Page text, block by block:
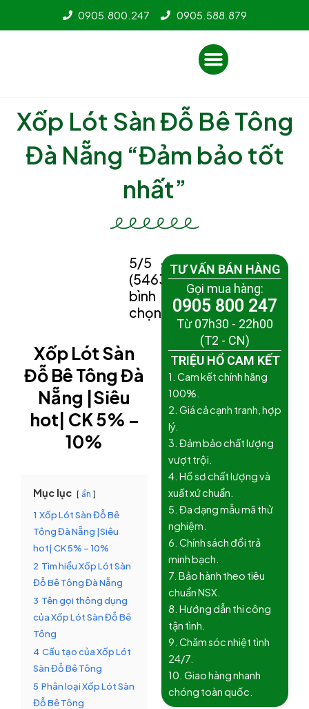
0905.800.247 0905.588.879
Menu
Xốp Lót Sàn Đỗ Bê Tông
Đà Nẵng “Đảm bảo tốt
nhất”
5/5 -
(5463
bình
chọn)
Xốp Lót Sàn
Đỗ Bê Tông Đà
Nẵng |Siêu
hot| CK 5% –
10%
Mục lục ẩn
1 Xốp Lót Sàn Đỗ Bê
Tông Đà Nẵng |Siêu
hot| CK 5% – 10%
2 Tìm hiểu Xốp Lót Sàn
Đỗ Bê Tông Đà Nẵng
3 Tên gọi thông dụng
của Xốp Lót Sàn Đỗ Bê
Tông
4 Cấu tạo của Xốp Lót
Sàn Đỗ Bê Tông
5 Phân loại Xốp Lót Sàn
Đỗ Bê Tông
TƯ VẤN BÁN HÀNG
Gọi mua hàng:
0905 800 247
Từ 07h30 - 22h00
(T2 - CN)
TRIỆU HỔ CAM KẾT
1. Cam kết chính hãng
100%.
2. Giá cả cạnh tranh, hợp
lý.
3. Đảm bảo chất lượng
vượt trội.
4. Hồ sơ chất lượng và
xuất xứ chuẩn.
5. Đa dạng mẫu mã thử
nghiệm.
6. Chính sách đổi trả
minh bạch.
7. Bảo hành theo tiêu
chuẩn NSX.
8. Hướng dẫn thi công
tận tình.
9. Chăm sóc nhiệt tình
24/7.
10. Giao hàng nhanh
chóng toàn quốc.